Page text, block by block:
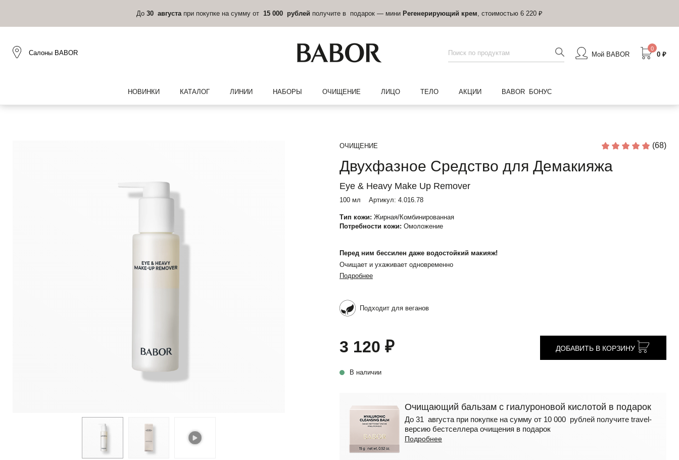
До 30 августа при покупке на сумму от 15 000 рублей получите в подарок — мини Регенерирующий крем , стоимостью 6 220 ₽
Салоны BABOR Мой BABOR
0
0 ₽
НОВИНКИ КАТАЛОГ ЛИНИИ НАБОРЫ ОЧИЩЕНИЕ ЛИЦО ТЕЛО АКЦИИ BABOR БОНУС
ОЧИЩЕНИЕ (68)
Двухфазное Средство для Демакияжа
Eye & Heavy Make Up Remover
100 мл Артикул: 4.016.78
Тип кожи: Жирная/Комбинированная
Потребности кожи: Омоложение
Перед ним бессилен даже водостойкий макияж!
Очищает и ухаживает одновременно
Подробнее
Подходит для веганов
3 120 ₽
В наличии
ДОБАВИТЬ В КОРЗИНУ
Очищающий бальзам с гиалуроновой кислотой в подарок
До 31 августа при покупке на сумму от 10 000 рублей получите travel-
версию бестселлера очищения в подарок
Подробнее